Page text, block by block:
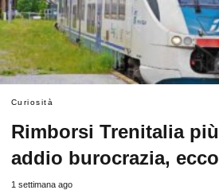
Curiosità
Rimborsi Trenitalia
addio burocrazia,
1 settimana ago